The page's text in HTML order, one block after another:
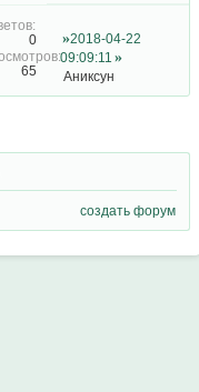
0
65
2018-04-22
09:09:11
Аниксун
создать форум